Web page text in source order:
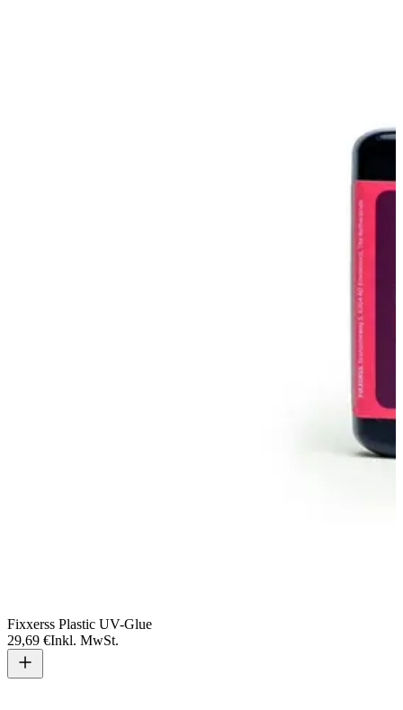
Fixxerss Plastic UV-Glue
29,69 €Inkl. MwSt.